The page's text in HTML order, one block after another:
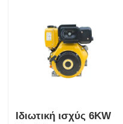
Ιδιωτική ισχύς 6KW